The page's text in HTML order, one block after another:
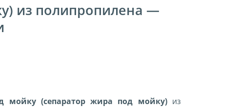
из полипропилена —
мойку (сепаратор жира под мойку)из